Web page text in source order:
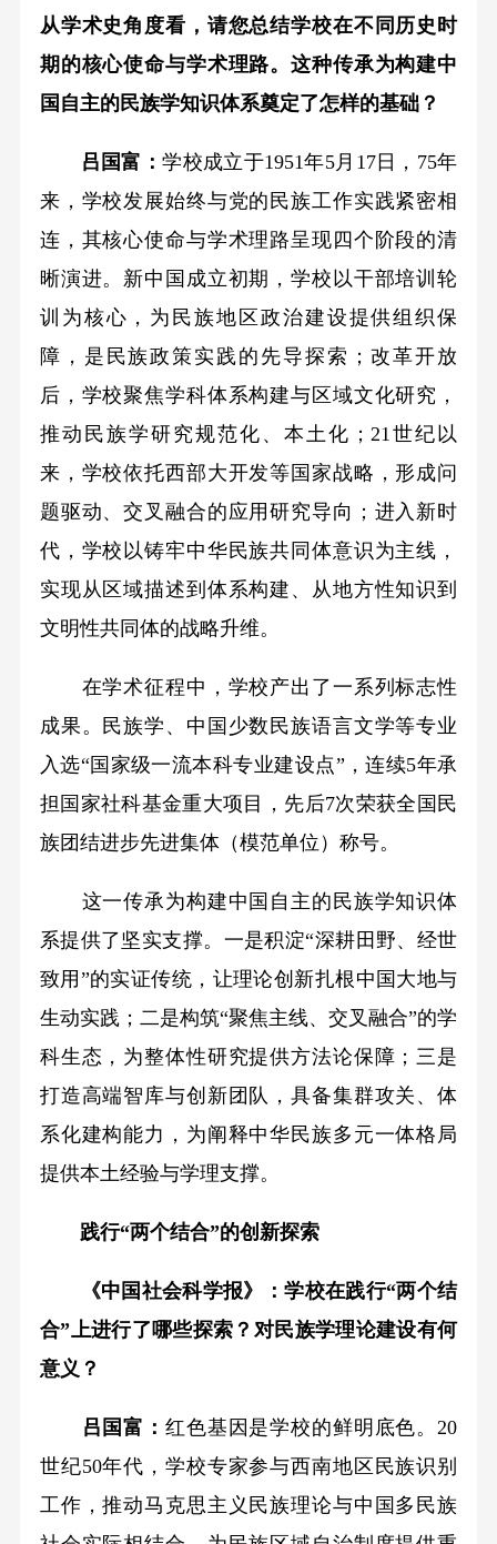
从学术史角度看，请您总结学校在不同历史时
期的核心使命与学术理路。这种传承为构建中
国自主的民族学知识体系奠定了怎样的基础？
吕国富：学校成立于1951年5月17日，75年
来，学校发展始终与党的民族工作实践紧密相
连，其核心使命与学术理路呈现四个阶段的清
晰演进。新中国成立初期，学校以干部培训轮
训为核心，为民族地区政治建设提供组织保
障，是民族政策实践的先导探索；改革开放
后，学校聚焦学科体系构建与区域文化研究，
推动民族学研究规范化、本土化；21世纪以
来，学校依托西部大开发等国家战略，形成问
题驱动、交叉融合的应用研究导向；进入新时
代，学校以铸牢中华民族共同体意识为主线，
实现从区域描述到体系构建、从地方性知识到
文明性共同体的战略升维。
在学术征程中，学校产出了一系列标志性
成果。民族学、中国少数民族语言文学等专业
入选“国家级一流本科专业建设点”，连续5年承
担国家社科基金重大项目，先后7次荣获全国民
族团结进步先进集体（模范单位）称号。
这一传承为构建中国自主的民族学知识体
系提供了坚实支撑。一是积淀“深耕田野、经世
致用”的实证传统，让理论创新扎根中国大地与
生动实践；二是构筑“聚焦主线、交叉融合”的学
科生态，为整体性研究提供方法论保障；三是
打造高端智库与创新团队，具备集群攻关、体
系化建构能力，为阐释中华民族多元一体格局
提供本土经验与学理支撑。
践行“两个结合”的创新探索
《中国社会科学报》：学校在践行“两个结
合”上进行了哪些探索？对民族学理论建设有何
意义？
吕国富： 红色基因是学校的鲜明底色。20
世纪50年代，学校专家参与西南地区民族识别
工作，推动马克思主义民族理论与中国多民族